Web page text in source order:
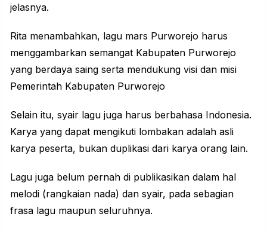
jelasnya.
Rita menambahkan, lagu mars Purworejo harus
menggambarkan semangat Kabupaten Purworejo
yang berdaya saing serta mendukung visi dan misi
Pemerintah Kabupaten Purworejo
Selain itu, syair lagu juga harus berbahasa Indonesia.
Karya yang dapat mengikuti lombakan adalah asli
karya peserta, bukan duplikasi dari karya orang lain.
Lagu juga belum pernah di publikasikan dalam hal
melodi (rangkaian nada) dan syair, pada sebagian
frasa lagu maupun seluruhnya.